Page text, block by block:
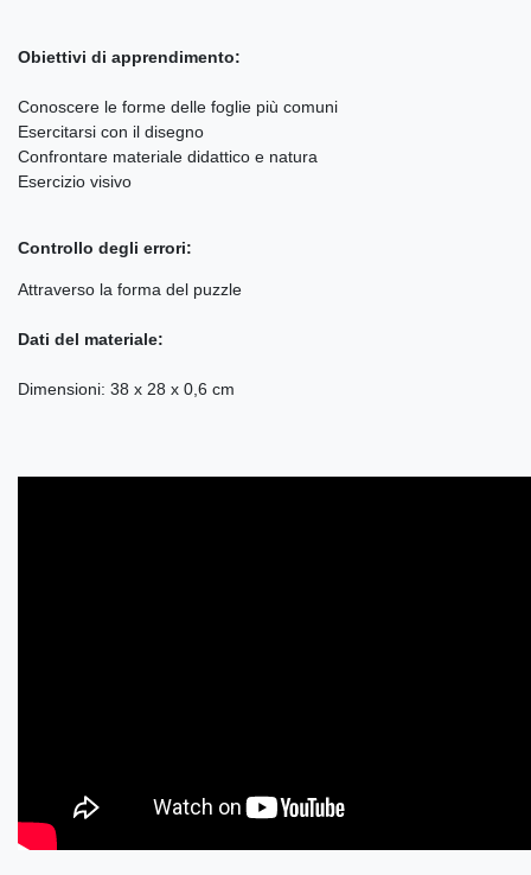
Obiettivi di apprendimento:
Conoscere le forme delle foglie più comuni
Esercitarsi con il disegno
Confrontare materiale didattico e natura
Esercizio visivo
Controllo degli errori:
Attraverso la forma del puzzle
Dati del materiale:
Dimensioni: 38 x 28 x 0,6 cm